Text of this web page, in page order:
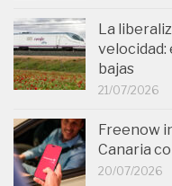
La
velocidad:
bajas
21/07/2026
Freenow
Canaria
20/07/2026